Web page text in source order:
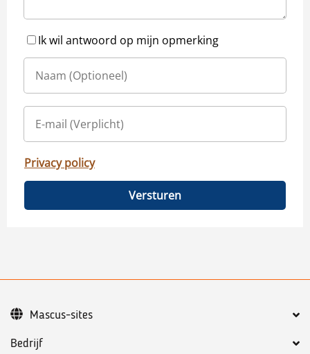
Ik wil antwoord op mijn opmerking
Privacy policy
Versturen
Bedrijf
Mascus-sites